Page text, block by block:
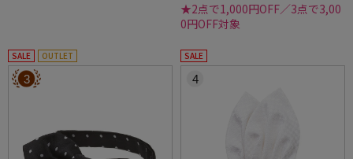
★2点で1,000円OFF／3点で3,00
0円OFF対象
SALE OUTLET
3
SALE
4